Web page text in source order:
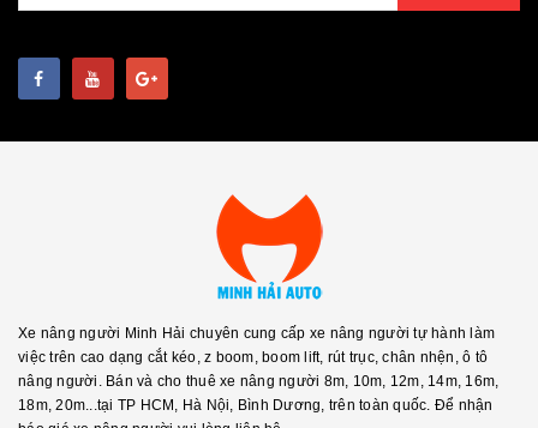
Xe nâng người Minh Hải chuyên cung cấp xe nâng người tự hành làm
việc trên cao dạng cắt kéo, z boom, boom lift, rút trục, chân nhện, ô tô
nâng người. Bán và cho thuê xe nâng người 8m, 10m, 12m, 14m, 16m,
18m, 20m...tại TP HCM, Hà Nội, Bình Dương, trên toàn quốc. Để nhận